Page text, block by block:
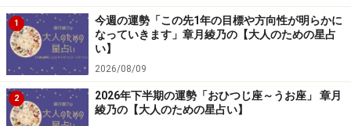
ト。プランを練ったら、実行を。不得手なことは、協力
者に委ねればいいのです。
みずがめ座の恋愛運、結婚運
1
今週の運勢「この先1年の目標や方向性が明らかに
なっていきます」章月綾乃の【大人のための星占
い】
2026/08/09
2
2026年下半期の運勢「おひつじ座～うお座」 章月
綾乃の【大人のための星占い】